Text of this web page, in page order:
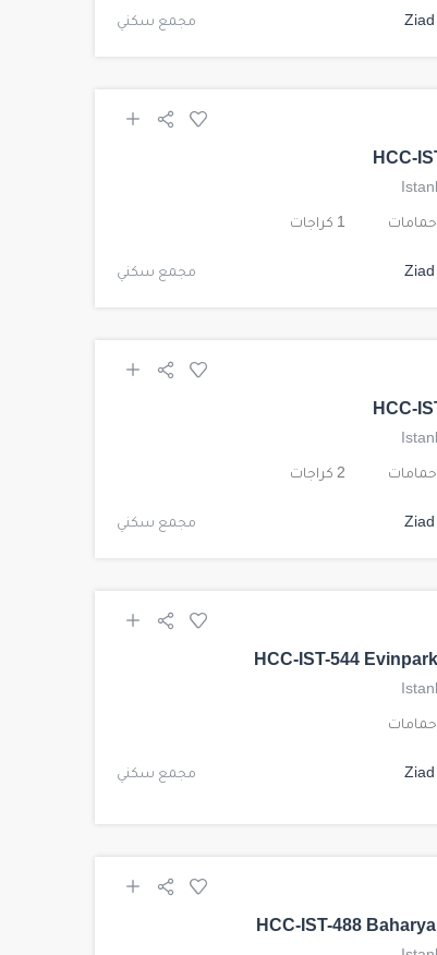
Ziad مجمع سكني
HCC-
1 كراجات
Ziad مجمع سكني
HCC-
2 كراجات
Ziad مجمع سكني
HCC-IST-544
Ziad مجمع سكني
HCC-IST-488